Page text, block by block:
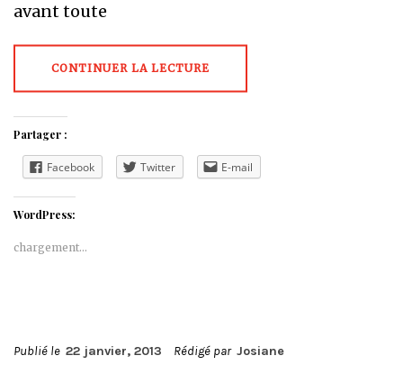
avant toute
CONTINUER LA LECTURE
Partager :
Facebook Twitter E-mail
WordPress:
chargement…
Publié le 22 janvier, 2013 Rédigé par Josiane